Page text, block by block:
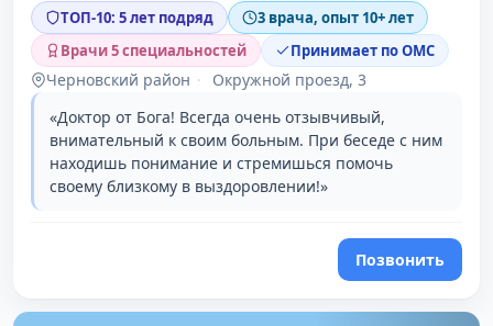
ТОП-10: 5 лет подряд
3 врача, опыт 10+ лет
Врачи 5 специальностей
Принимает по ОМС
Черновский район ·
Окружной проезд, 3
«Доктор от Бога! Всегда очень отзывчивый,
внимательный к своим больным. При беседе с ним
находишь понимание и стремишься помочь
своему близкому в выздоровлении!»
Позвонить